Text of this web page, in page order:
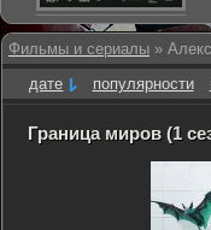
Фильмы и сериалы »
дате
популярности
Граница миров (1